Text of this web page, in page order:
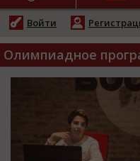
Войти
Олимпиадное